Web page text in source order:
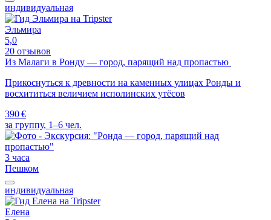
индивидуальная
Эльмира
5,0
20 отзывов
Из Малаги в Ронду — город, парящий над пропастью
Прикоснуться к древности на каменных улицах Ронды и
восхититься величием исполинских утёсов
390 €
за группу, 1–6 чел.
3 часа
Пешком
индивидуальная
Елена